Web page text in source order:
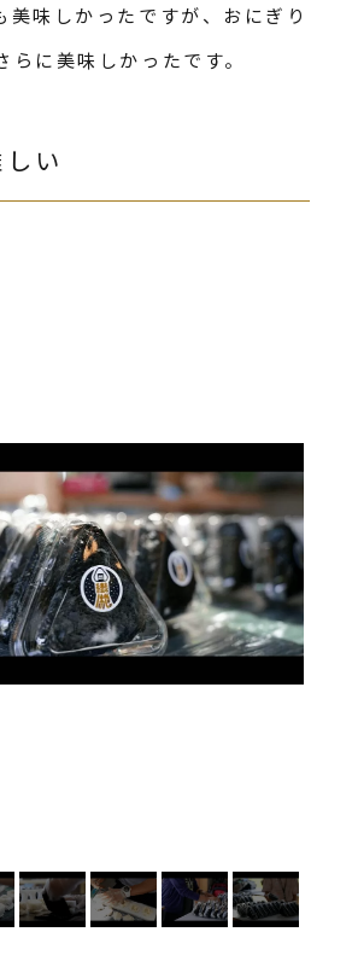
美味しかったですが、おにぎり
らに美味しかったです。
い